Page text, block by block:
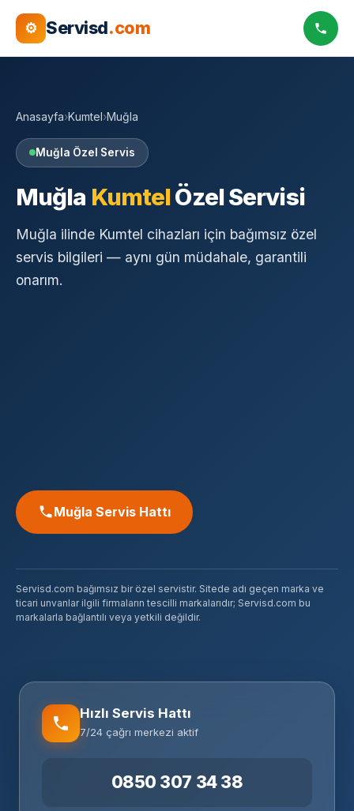
⚙ Servisd.com
Anasayfa›Kumtel›Muğla
Muğla Özel Servis
Muğla KumtelÖzel Servisi
Muğla ilinde Kumtel cihazları için bağımsız özel
servis bilgileri — aynı gün müdahale, garantili
onarım.
Muğla Servis Hattı
Servisd.com bağımsız bir özel servistir. Sitede adı geçen marka ve
ticari unvanlar ilgili firmaların tescilli markalarıdır; Servisd.com bu
markalarla bağlantılı veya yetkili değildir.
Hızlı Servis Hattı
7/24 çağrı merkezi aktif
0850 307 34 38